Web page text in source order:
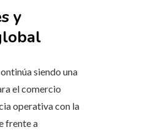
y
siendo una
el comercio
operativa con la
frente a